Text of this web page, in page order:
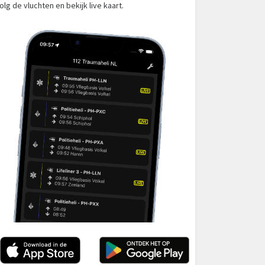
de vluchten en bekijk live kaart.